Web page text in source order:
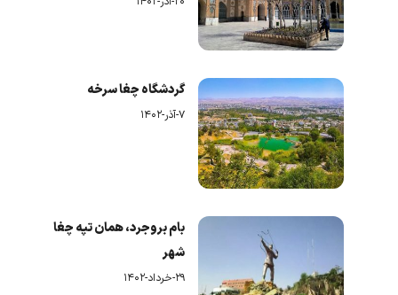
گردشگاه چغا سرخه
۷-آذر-۱۴۰۲
بام بروجرد، همان تپه چغا
شهر
۲۹-خرداد-۱۴۰۲